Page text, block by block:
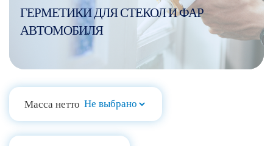
ГЕРМЕТИКИ ДЛЯ СТЕКОЛ И ФАР
АВТОМОБИЛЯ
Масса нетто